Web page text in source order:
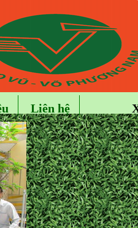
Liên hệ